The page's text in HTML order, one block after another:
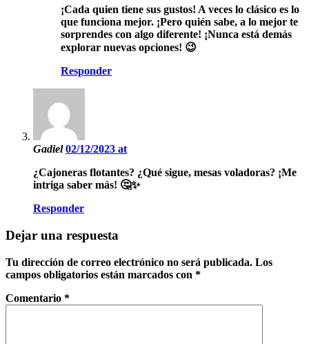
¡Cada quien tiene sus gustos! A veces lo clásico es lo
que funciona mejor. ¡Pero quién sabe, a lo mejor te
sorprendes con algo diferente! ¡Nunca está demás
explorar nuevas opciones! 😉
Responder
Gadiel02/12/2023 at
¿Cajoneras flotantes? ¿Qué sigue, mesas voladoras? ¡Me
intriga saber más! 🤔✨
Responder
Dejar una respuesta
Tu dirección de correo electrónico no será publicada. Los
campos obligatorios están marcados con *
Comentario *